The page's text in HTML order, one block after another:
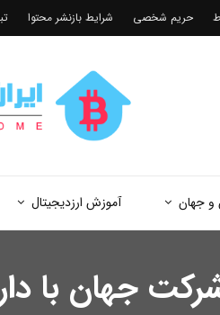
و جهان آموزش ارزدیجیتال
حریم شخصی شرایط بازنشر محتوا
جهان با